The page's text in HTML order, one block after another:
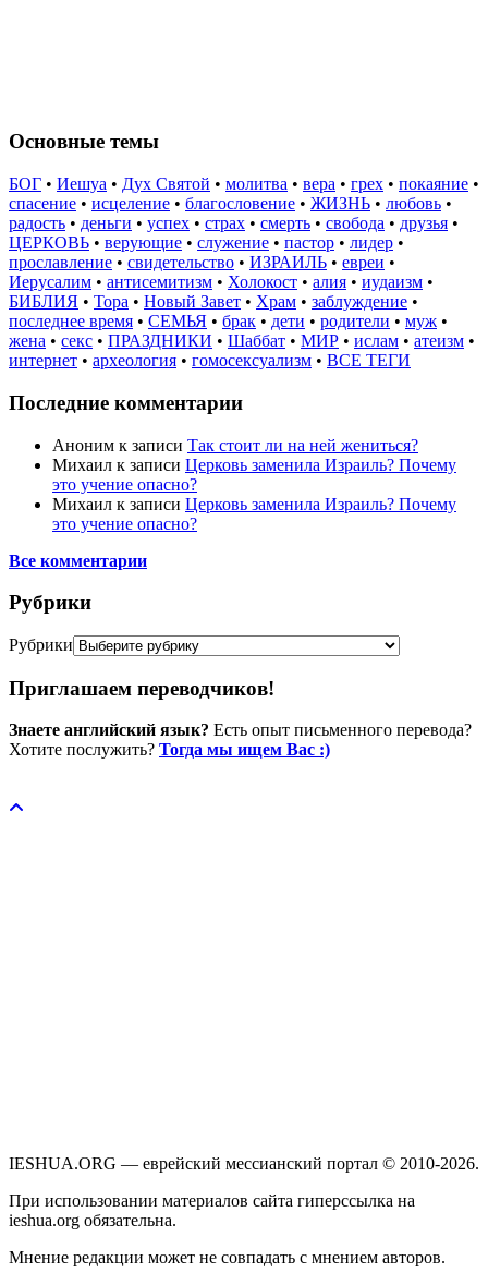
Основные темы
БОГ • Иешуа • Дух Святой • молитва • вера • грех • покаяние •
спасение • исцеление • благословение • ЖИЗНЬ • любовь •
радость • деньги • успех • страх • смерть • свобода • друзья •
ЦЕРКОВЬ • верующие • служение • пастор • лидер •
прославление • свидетельство • ИЗРАИЛЬ • евреи •
Иерусалим • антисемитизм • Холокост • алия • иудаизм •
БИБЛИЯ • Тора • Новый Завет • Храм • заблуждение •
последнее время • СЕМЬЯ • брак • дети • родители • муж •
жена • секс • ПРАЗДНИКИ • Шаббат • МИР • ислам • атеизм •
интернет • археология • гомосексуализм • ВСЕ ТЕГИ
Последние комментарии
Аноним к записи Так стоит ли на ней жениться?
Михаил к записи Церковь заменила Израиль? Почему
это учение опасно?
Михаил к записи Церковь заменила Израиль? Почему
это учение опасно?
Все комментарии
Рубрики
Рубрики
Приглашаем переводчиков!
Знаете английский язык? Есть опыт письменного перевода?
Хотите послужить? Тогда мы ищем Вас :)
IESHUA.ORG — еврейский мессианский портал © 2010-2026.
При использовании материалов сайта гиперссылка на
ieshua.org обязательна.
Мнение редакции может не совпадать с мнением авторов.